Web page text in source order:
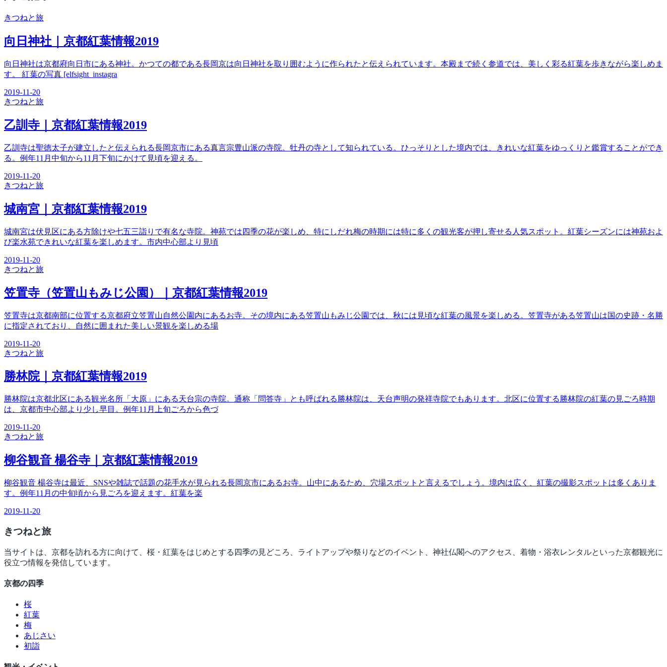
きつねと旅
向日神社｜京都紅葉情報2019
向日神社は京都府向日市にある神社。かつての都である長岡京は向日神社を取り囲むように作られたと伝えられています。本殿まで続く参道では、美しく彩る紅葉を歩きながら楽しめま
す。 紅葉の写真 [elfsight_instagra
2019-11-20
きつねと旅
乙訓寺｜京都紅葉情報2019
乙訓寺は聖徳太子が建立したと伝えられる長岡京市にある真言宗豊山派の寺院。牡丹の寺として知られている。ひっそりとした境内では、きれいな紅葉をゆっくりと鑑賞することができ
る。例年11月中旬から11月下旬にかけて見頃を迎える。
2019-11-20
きつねと旅
城南宮｜京都紅葉情報2019
城南宮は伏見区にある方除けや七五三詣りで有名な寺院。神苑では四季の花が楽しめ、特にしだれ梅の時期には特に多くの観光客が押し寄せる人気スポット。紅葉シーズンには神苑およ
び楽水苑できれいな紅葉を楽しめます。市内中心部より見頃
2019-11-20
きつねと旅
笠置寺（笠置山もみじ公園）｜京都紅葉情報2019
笠置寺は京都南部に位置する京都府立笠置山自然公園内にあるお寺。その境内にある笠置山もみじ公園では、秋には見頃な紅葉の風景を楽しめる。笠置寺がある笠置山は国の史跡・名勝
に指定されており、自然に囲まれた美しい景観を楽しめる場
2019-11-20
きつねと旅
勝林院｜京都紅葉情報2019
勝林院は京都北区にある観光名所「大原」にある天台宗の寺院。通称「問答寺」とも呼ばれる勝林院は、天台声明の発祥寺院でもあります。北区に位置する勝林院の紅葉の見ごろ時期
は、京都市中心部より少し早目。例年11月上旬ごろから色づ
2019-11-20
きつねと旅
柳谷観音 楊谷寺｜京都紅葉情報2019
柳谷観音 楊谷寺は最近、SNSや雑誌で話題の花手水が見られる長岡京市にあるお寺。山中にあるため、穴場スポットと言えるでしょう。境内は広く、紅葉の撮影スポットは多くありま
す。例年11月の中旬頃から見ごろを迎えます。紅葉を楽
2019-11-20
きつねと旅
当サイトは、京都を訪れる方に向けて、桜・紅葉をはじめとする四季の見どころ、ライトアップや祭りなどのイベント、神社仏閣へのアクセス、着物・浴衣レンタルといった京都観光に
役立つ情報を発信しています。
京都の四季
桜
紅葉
梅
あじさい
初詣